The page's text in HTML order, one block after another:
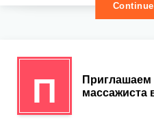
П
Приглашаем
массажиста